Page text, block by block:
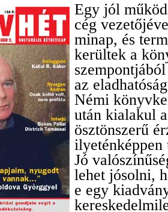
Egy jól
cég
minap, és
kerültek a
az
Némi
után kialakul
ösztönszerű
ilyeténképpen
Jó
lehet jósolni,
e egy